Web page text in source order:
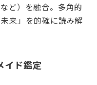
ど）を融合。多角的
来」を的確に読み解
イド鑑定